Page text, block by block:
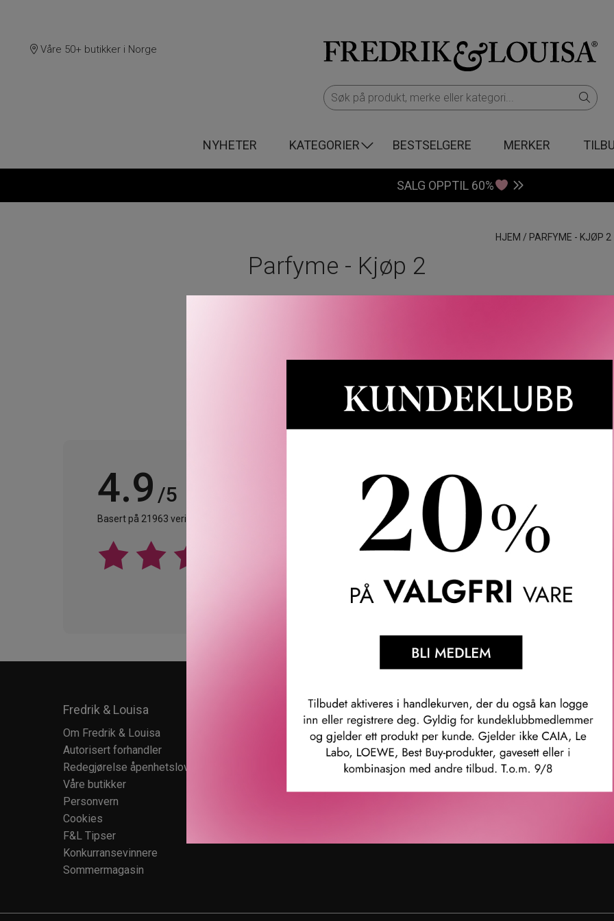
Våre 50+ butikker i Norge
NYHETER KATEGORIER BESTSELGERE MERKER
SALG OPPTIL 60%
HJEM / PARFYME - KJØP 2
Parfyme - Kjøp 2
Våre kunder om oss
4.9 /5
Basert på 21963 verifiserte omtaler.
Anette L.
Verifisert kunde
Topp
Fredrik & Louisa
Om Fredrik & Louisa
Autorisert forhandler
Redegjørelse åpenhetsloven
Våre butikker
Personvern
Cookies
F&L Tipser
Konkurransevinnere
Sommermagasin
Kundesenter
Kundeservice
Salgsbetingelser
Karriere
Ledige stillinger